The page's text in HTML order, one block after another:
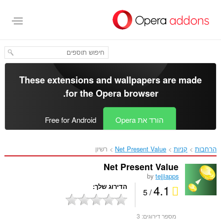
העיקרי
These extensions and wallpapers are made
for theOpera browser
.
הורד את Opera Free for Android
הרחבות קניות Net Present Value‎ רשיון
Net Present Value
bytejjiapps
4.1
/ 5 הדירוג שלך
מספר דירוגים: 3